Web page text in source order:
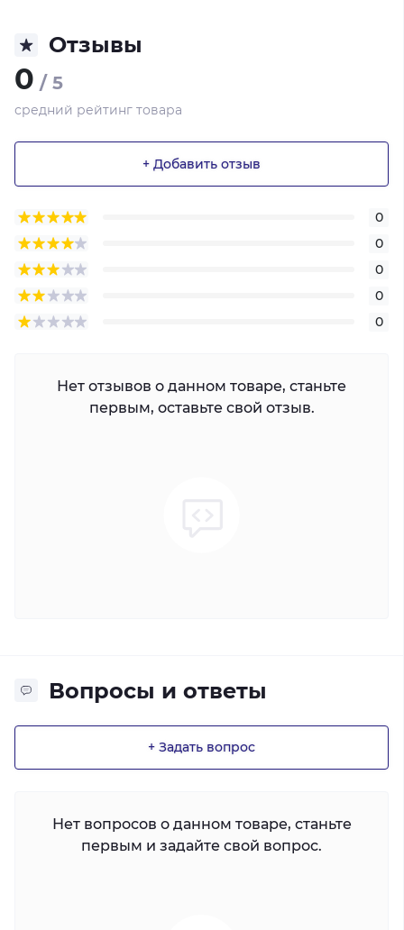
Отзывы
0 / 5
средний рейтинг товара
+ Добавить отзыв
0
0
0
0
0
Нет отзывов о данном товаре, станьте
первым, оставьте свой отзыв.
Вопросы и ответы
+ Задать вопрос
Нет вопросов о данном товаре, станьте
первым и задайте свой вопрос.